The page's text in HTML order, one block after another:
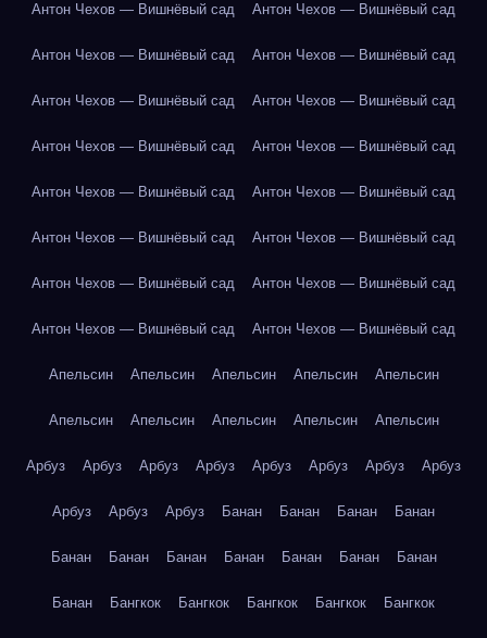
Антон Чехов — Вишнёвый сад Антон Чехов — Вишнёвый сад
Антон Чехов — Вишнёвый сад Антон Чехов — Вишнёвый сад
Антон Чехов — Вишнёвый сад Антон Чехов — Вишнёвый сад
Антон Чехов — Вишнёвый сад Антон Чехов — Вишнёвый сад
Антон Чехов — Вишнёвый сад Антон Чехов — Вишнёвый сад
Антон Чехов — Вишнёвый сад Антон Чехов — Вишнёвый сад
Антон Чехов — Вишнёвый сад Антон Чехов — Вишнёвый сад
Антон Чехов — Вишнёвый сад Антон Чехов — Вишнёвый сад
Апельсин Апельсин Апельсин Апельсин Апельсин
Апельсин Апельсин Апельсин Апельсин Апельсин
Арбуз Арбуз Арбуз Арбуз Арбуз Арбуз Арбуз Арбуз
Арбуз Арбуз Арбуз Банан Банан Банан Банан
Банан Банан Банан Банан Банан Банан Банан
Банан Бангкок Бангкок Бангкок Бангкок Бангкок